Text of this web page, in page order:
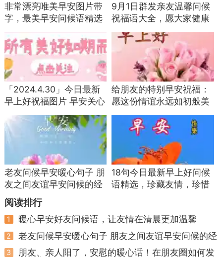
非常漂亮唯美早安图片带
字，最美早安问候语精选
关心亲友祝福语
9月1日群发亲友温馨问候
祝福语大全，愿大家健康
快乐，周五愉快！
「2024.4.30」今日最新
早上好祝福图片 早安关心
朋友的问候语
给朋友的特别早安祝福：
愿这份情谊永远如初般美
好
老友问候早安暖心句子 朋
友之间友谊早安问候的经
典句子
18句今日最新早上好问候
语精选，珍藏友情，珍惜
阅读排行
1 暖心早安好友问候语，让友情在清晨更加温馨
2
老友问候早安暖心句子 朋友之间友谊早安问候的经
3
朋友、亲人阳了，安慰的暖心话！在朋友圈如何发